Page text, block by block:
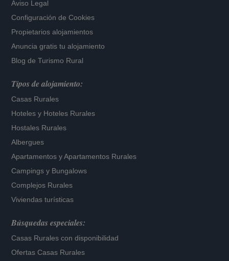
Aviso Legal
Configuración de Cookies
Propietarios alojamientos
Anuncia gratis tu alojamiento
Blog de Turismo Rural
Tipos de alojamiento:
Casas Rurales
Hoteles y Hoteles Rurales
Hostales Rurales
Albergues
Apartamentos yApartamentos Rurales
Campings y Bungalows
Complejos Rurales
Viviendas turísticas
Búsquedas especiales:
Casas Rurales con disponibilidad
Ofertas Casas Rurales